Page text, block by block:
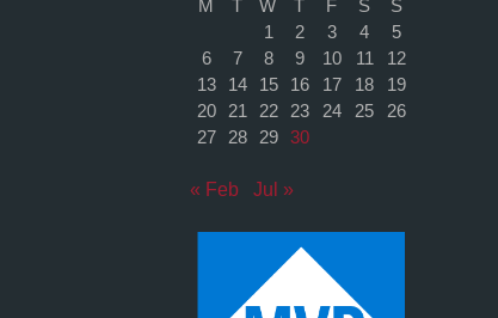
M
T W T F S
S
1
2 3 4
5
6
7 8 9 10 11
12
13
14 15 16 17 18
19
20
21 22 23 24 25
26
27
28 29 30
« Feb Jul »